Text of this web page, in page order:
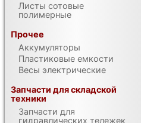
Листы сотовые
полимерные
Прочее
Аккумуляторы
Пластиковые емкости
Весы электрические
Запчасти для складской
техники
Запчасти для
гидравлических тележек